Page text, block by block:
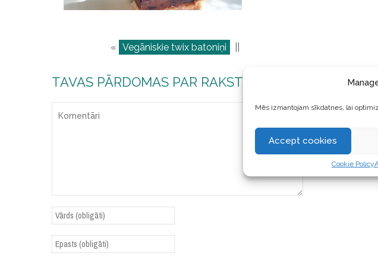
Mēs izmantojam sīkdatnes, lai
Accept cookies
Cookie Policy
« Vegāniskie twix batoniņi
TAVAS PĀRDOMAS PAR RAKSTU